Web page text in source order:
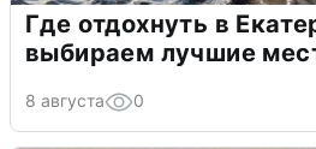
Где отдохнуть в
выбираем лучшие
8 августа 0